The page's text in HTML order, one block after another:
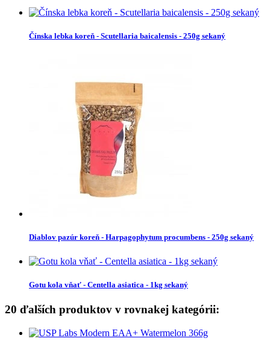
Čínska lebka koreň - Scutellaria baicalensis - 250g sekaný
Diablov pazúr koreň - Harpagophytum procumbens - 250g sekaný
Gotu kola vňať - Centella asiatica - 1kg sekaný
20 ďalších produktov v rovnakej kategórii: